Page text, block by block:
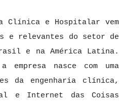
Clínica e Hospitalar vem
e relevantes do setor de
e na América Latina.
empresa nasce com uma
da engenharia clínica,
e Internet das Coisas